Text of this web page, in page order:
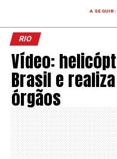
A
RIO
Vídeo:
Brasil e
órgãos